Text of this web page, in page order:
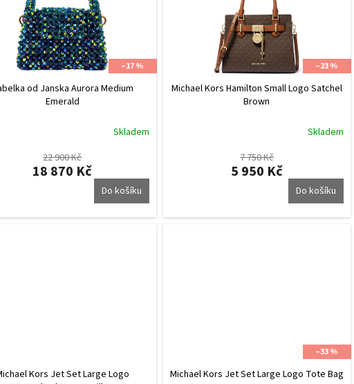
–17 %
od Janska Aurora Medium
Emerald
Skladem
22 900 Kč
18 870 Kč
Do košíku
–23 %
Michael Kors Hamilton Small Logo Satchel
Brown
Skladem
7 750 Kč
5 950 Kč
Do košíku
Kors Jet Set Large Logo
–33 %
Michael Kors Jet Set Large Logo Tote Bag